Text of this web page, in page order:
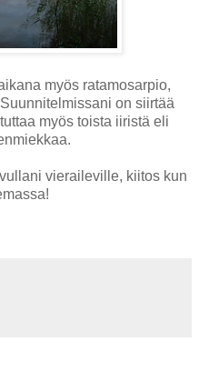
myös ratamosarpio,
on siirtää
myös toista iiristä eli
vieraileville, kiitos kun